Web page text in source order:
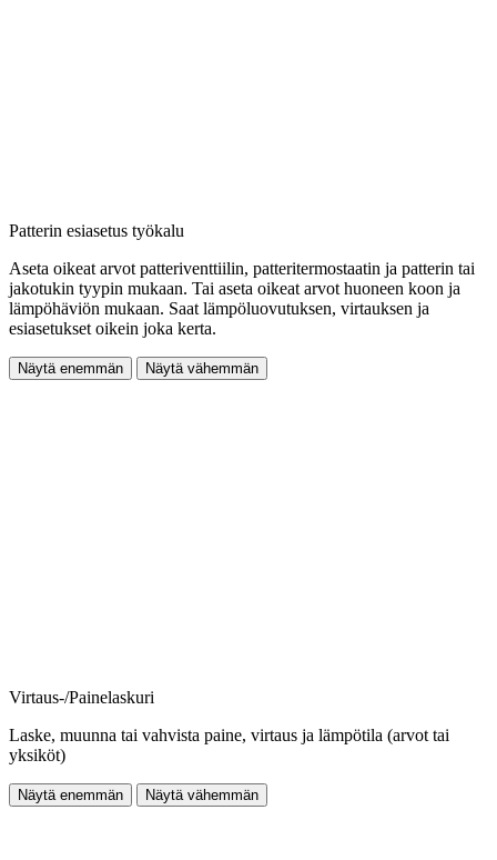
Patterin esiasetus työkalu
Aseta oikeat arvot patteriventtiilin, patteritermostaatin ja patterin tai
jakotukin tyypin mukaan. Tai aseta oikeat arvot huoneen koon ja
lämpöhäviön mukaan. Saat lämpöluovutuksen, virtauksen ja
esiasetukset oikein joka kerta.
Näytä enemmän Näytä vähemmän
Virtaus-/Painelaskuri
Laske, muunna tai vahvista paine, virtaus ja lämpötila (arvot tai
yksiköt)
Näytä enemmän Näytä vähemmän